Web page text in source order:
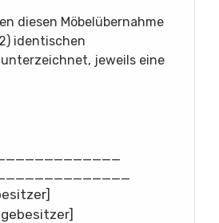
diesen Möbelübernahme
identischen
jeweils eine